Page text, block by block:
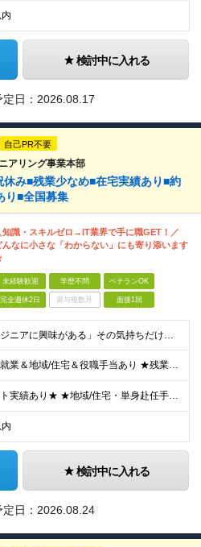
検討中に入れる
日： 2026.08.17
自己PR不要
アリング事業本部
み■残業少なめ■在宅実績あり■約
り■全国募集
知識・スキルゼロ→IT業界で手に職GET！／
んなに小さな「わからない」にも寄り添います
未経験歓迎 学歴不問 ベテランOK
完全週休2日 賞与複数月 面接1回
★「エンジニアに興味がある」その気持ちだけでOK！ ■学歴不問 ■IT知識・実務経験は一切不問！未経験・第二新卒大歓迎 ★ITサポート・IT事務やエンジニアの経験をお持ちの方は優遇します！ 地方在住
★通勤＆就業＆地域/住宅＆役職手当あり ★残業代は全額支給 ★選べる給与制度あり！ ■東京・神奈川・千葉・埼玉勤務の場合 月給24.5万円～55万円＋諸手当 （残業代は全額支給） (20,000円の
★リモート実績あり★ ★地域/住宅・単身赴任手当などサポートも万全 ★転任費用や寮・社宅制度も完備しています ★勤務地については希望を考慮の上、決定します 『地元で働きたい』『新天地で挑戦したい』と
検討中に入れる
日： 2026.08.24